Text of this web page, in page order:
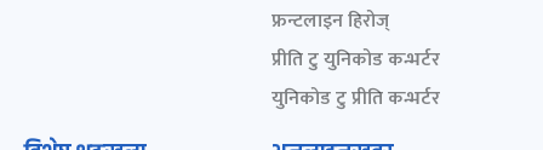
फ्रन्टलाइन हिरोज्
प्रीति टु युनिकोड कन्भर्टर
युनिकोड टु प्रीति कन्भर्टर